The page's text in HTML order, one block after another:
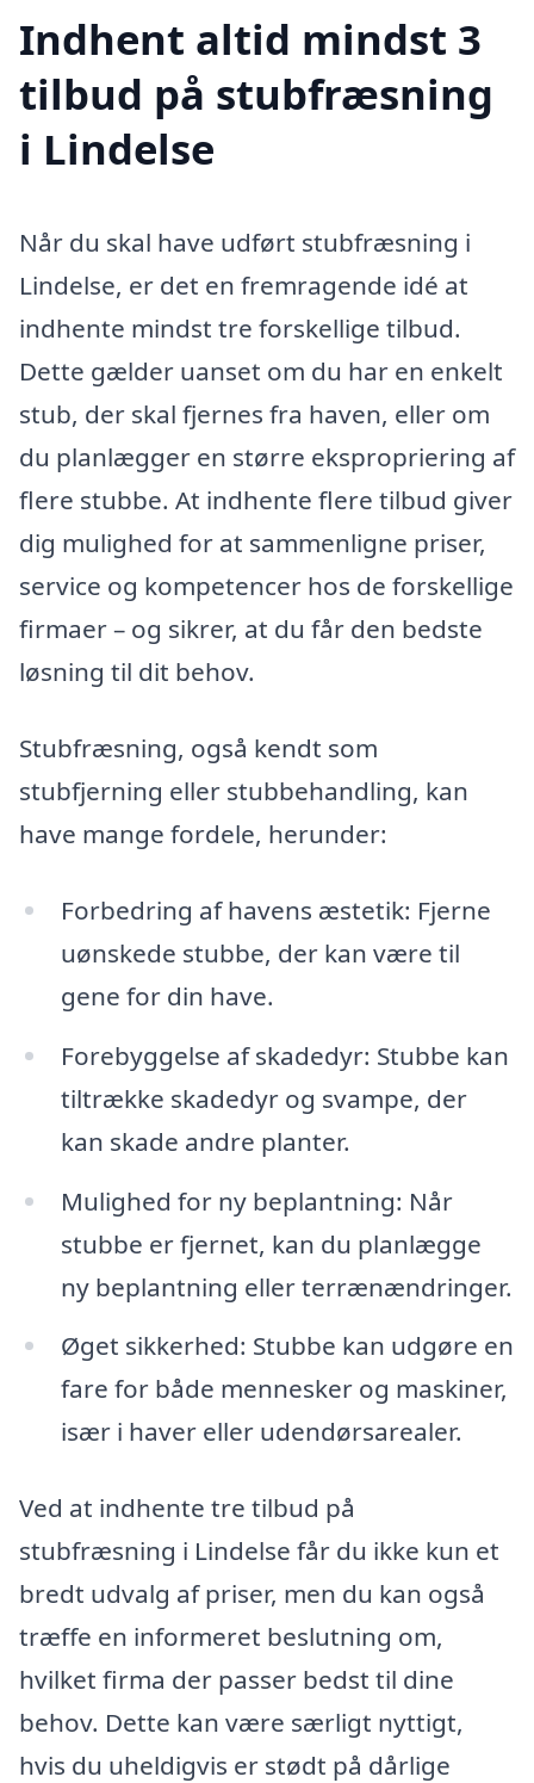
Indhent altid mindst 3
tilbud på stubfræsning
i Lindelse
Når du skal have udført stubfræsning i
Lindelse, er det en fremragende idé at
indhente mindst tre forskellige tilbud.
Dette gælder uanset om du har en enkelt
stub, der skal fjernes fra haven, eller om
du planlægger en større ekspropriering af
flere stubbe. At indhente flere tilbud giver
dig mulighed for at sammenligne priser,
service og kompetencer hos de forskellige
firmaer – og sikrer, at du får den bedste
løsning til dit behov.
Stubfræsning, også kendt som
stubfjerning eller stubbehandling, kan
have mange fordele, herunder:
Forbedring af havens æstetik: Fjerne
uønskede stubbe, der kan være til
gene for din have.
Forebyggelse af skadedyr: Stubbe kan
tiltrække skadedyr og svampe, der
kan skade andre planter.
Mulighed for ny beplantning: Når
stubbe er fjernet, kan du planlægge
ny beplantning eller terrænændringer.
Øget sikkerhed: Stubbe kan udgøre en
fare for både mennesker og maskiner,
især i haver eller udendørsarealer.
Ved at indhente tre tilbud på
stubfræsning i Lindelse får du ikke kun et
bredt udvalg af priser, men du kan også
træffe en informeret beslutning om,
hvilket firma der passer bedst til dine
behov. Dette kan være særligt nyttigt,
hvis du uheldigvis er stødt på dårlige